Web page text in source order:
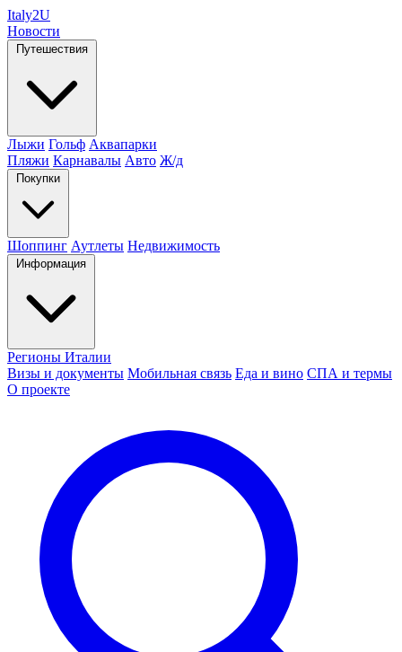
Italy2U
Новости
Путешествия
Лыжи Гольф Аквапарки
Пляжи Карнавалы Авто Ж/д
Покупки
Шоппинг Аутлеты Недвижимость
Информация
Регионы Италии
Визы и документы Мобильная связь Еда и вино СПА и термы
О проекте